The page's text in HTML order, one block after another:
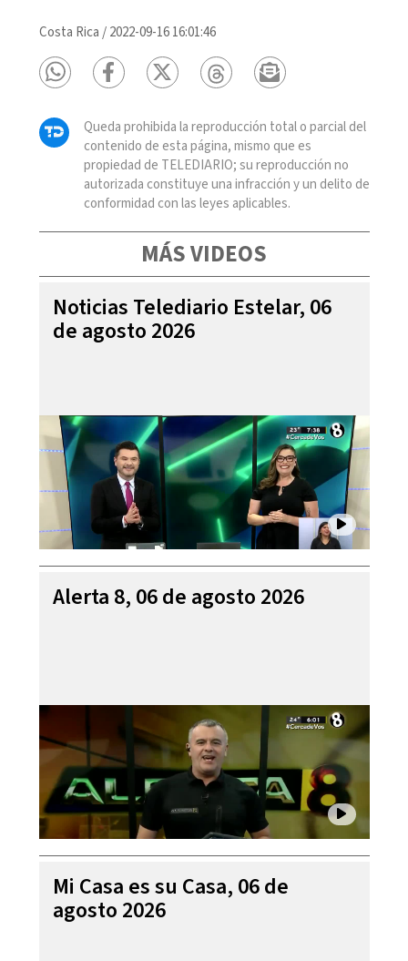
Costa Rica /2022-09-16 16:01:46
Queda prohibida la reproducción total o parcial del
contenido de esta página, mismo que es
propiedad de TELEDIARIO; su reproducción no
autorizada constituye una infracción y un delito de
conformidad con las leyes aplicables.
MÁS VIDEOS
Noticias Telediario Estelar, 06
de agosto 2026
Alerta 8, 06 de agosto 2026
Mi Casa es su Casa, 06 de
agosto 2026